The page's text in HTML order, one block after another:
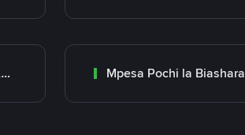
Co-Operative Bank Of Kenya Mpesa Pochi la Biashara